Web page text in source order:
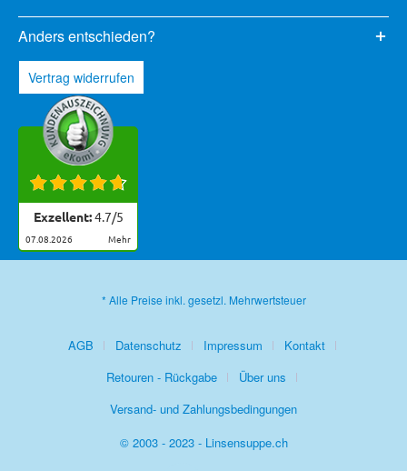
Anders entschieden?
Vertrag widerrufen
Exzellent:4.7/5
07.08.2026 mehr
* Alle Preise inkl. gesetzl. Mehrwertsteuer
AGB Datenschutz Impressum
Kontakt
Retouren - Rückgabe
Über uns
Versand- und Zahlungsbedingungen
© 2003 - 2023 - Linsensuppe.ch